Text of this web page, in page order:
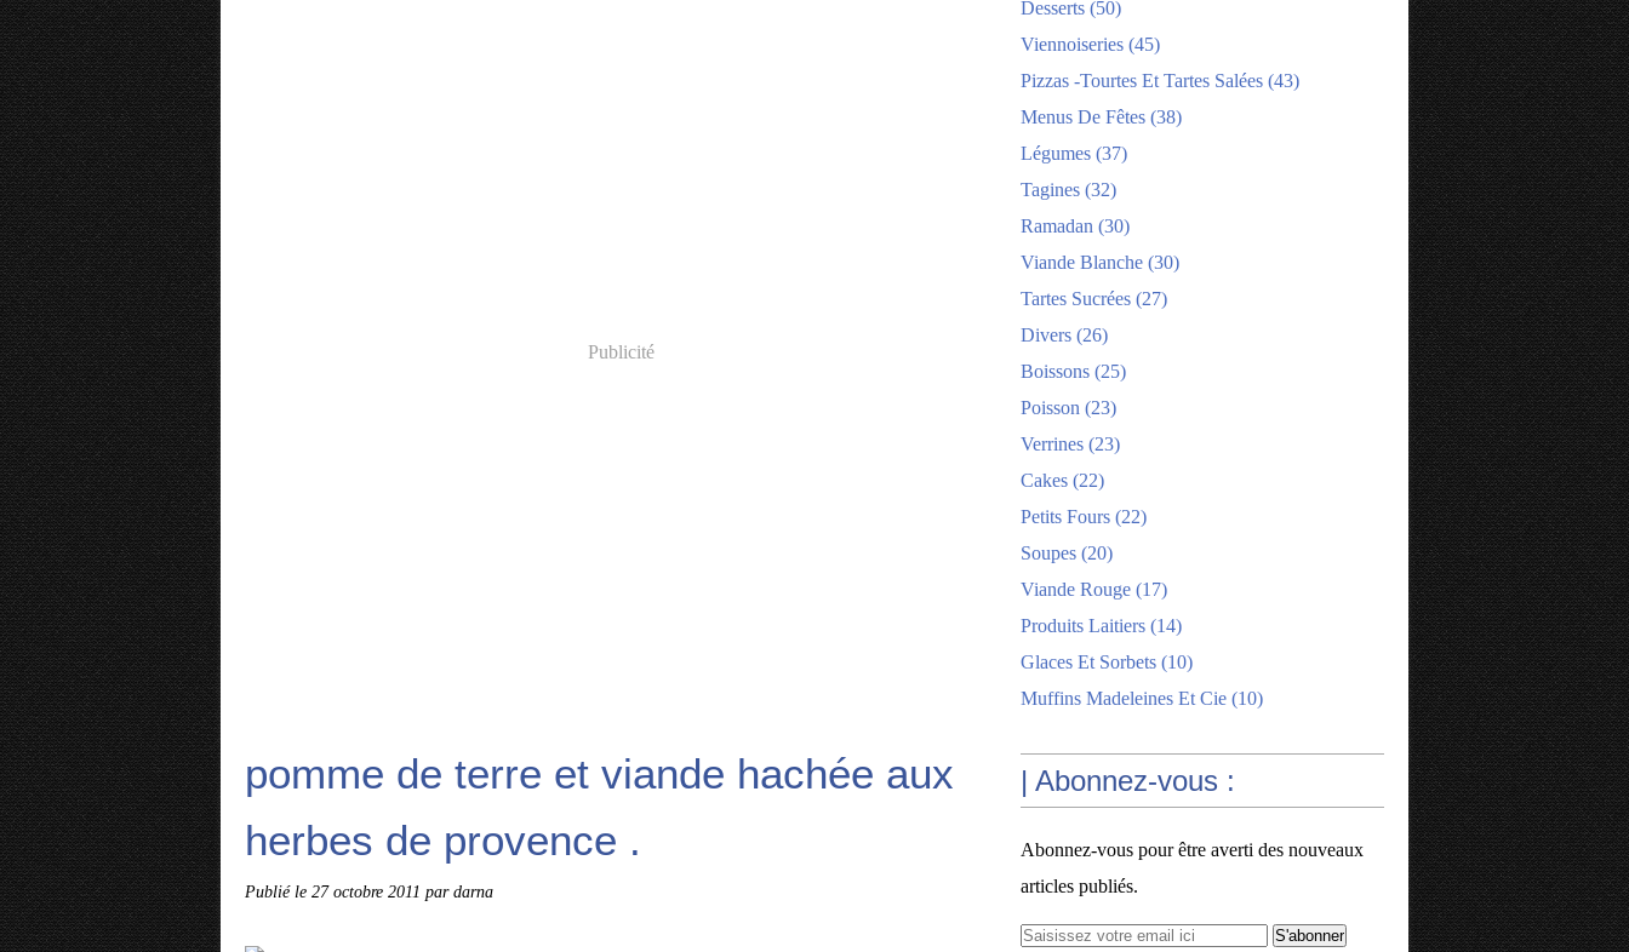
Publicité
pomme de terre et viande hachée aux
herbes de provence .
Publié le 27 octobre 2011 par darna
Desserts (50)
Viennoiseries (45)
Pizzas -tourtes Et Tartes Salées (43)
Menus De Fêtes (38)
Légumes (37)
Tagines (32)
Ramadan (30)
Viande Blanche (30)
Tartes Sucrées (27)
Divers (26)
Boissons (25)
Poisson (23)
Verrines (23)
Cakes (22)
Petits Fours (22)
Soupes (20)
Viande Rouge (17)
Produits Laitiers (14)
Glaces Et Sorbets (10)
Muffins Madeleines Et Cie (10)
| Abonnez-vous :
Abonnez-vous pour être averti des nouveaux
articles publiés.